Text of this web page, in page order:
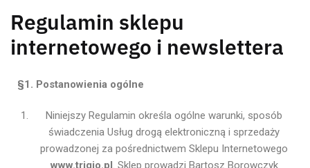
Regulamin sklepu
internetowego i newslettera
§1. Postanowienia ogólne
Niniejszy Regulamin określa ogólne warunki, sposób
świadczenia Usług drogą elektroniczną i sprzedaży
prowadzonej za pośrednictwem Sklepu Internetowego